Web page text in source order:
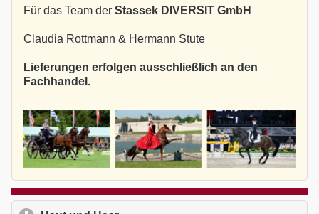
Für das Team der Stassek DIVERSIT GmbH
Claudia Rottmann & Hermann Stute
Lieferungen erfolgen ausschließlich an den
Fachhandel.